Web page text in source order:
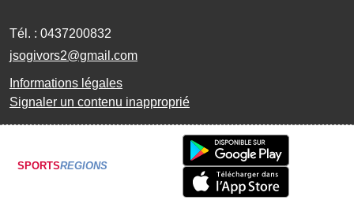
Tél. : 0437200832
jsogivors2@gmail.com
Informations légales
Signaler un contenu inapproprié
SPORTSREGIONS